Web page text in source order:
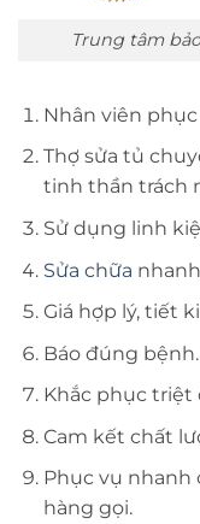
Trung tâm
Nhân viên
Thợ sửa tủ
tinh thần trách
Sử dụng linh
Sửa chữa
Giá hợp lý, tiết
Báo đúng bệnh.
Khắc phục triệt
Cam kết chất
Phục vụ nhanh
hàng gọi.